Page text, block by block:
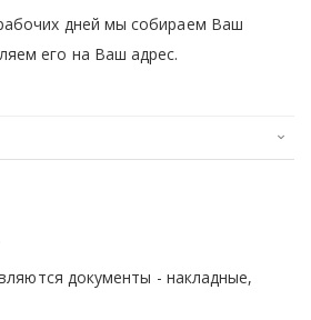
дней мы собираем Ваш
его на Ваш адрес.
документы - накладные,